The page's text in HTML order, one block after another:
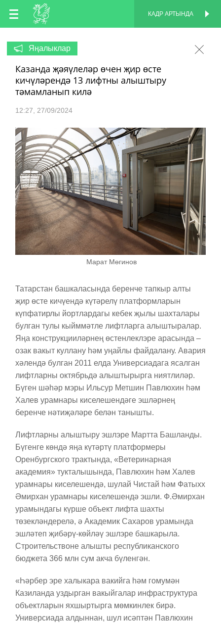
TT
EN
КАДР АРТЫНДА
Яңалыклар
Казанда җәяүлеләр өчен җир өсте
кичүләрендә 13 лифтны алыштыру
тәмамланып килә
12:27 27/09/2024
Марат Мөгинов
Татарстан башкаласында беренче тапкыр алты
җир өсте кичүендә күтәрелү платформларын
күпфатирлы йортлардагы кебек җылы шахталары
булган тулы кыйммәтле лифтларга алыштыралар.
Яңа конструкцииләрнең өстенлеклэре арасында –
озак вакыт куллану һәм уңайлы файдалану. Авария
хәлендә булган 2011 елда Универсиадага ясалган
лифтларны октябрьдә алыштырырга ниятлиләр.
Бүген шәһәр мэры Ильсур Метшин Павлюхин һәм
Халев урамнары киселешендәге эшләрнең
беренче нәтиҗәләре белән танышты.
Лифтларны алыштыру эшлэре Мартта Башланды.
Бүгенге көндә яңа күтәртү платформеры
Оренбургского трактында, «Ветеринарная
академия» тукталышында, Павлюхин һәм Халев
урамнары киселешендә, шулай Чистай һәм Фатыхх
Әмирхан урамнары киселешендә эшли. Ф.Әмирхан
урамындагы күрше объект лифта шахты
төзекләндерелә, ә Академик Сахаров урамында
эшләтеп җибәрү-көйләү эшлэре башкарыла.
Строительствоне алышты республиканского
бюджета 366 млн сум акча бүленгән.
«Һәрбер эре халыкара вакийга һәм гомумән
Казиланда уздырган вакыйгалар инфраструктура
объектларын яхшыртырга мөмкинлек бирә.
Универсиада алдыннан, шул исәптән Павлюхин
КАДР АРТЫНДА